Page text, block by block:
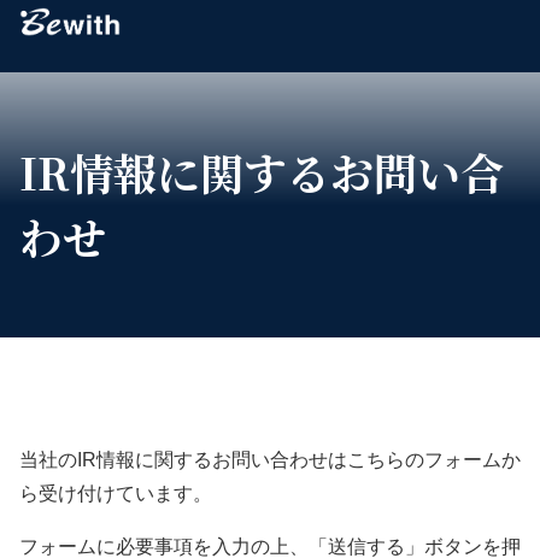
Bewith
IR情報に関するお問い合
わせ
当社のIR情報に関するお問い合わせはこちらのフォームか
ら受け付けています。
フォームに必要事項を入力の上、「送信する」ボタンを押